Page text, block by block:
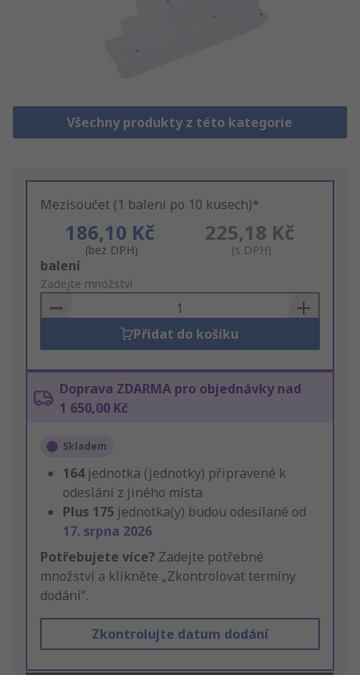
Všechny produkty z této kategorie
Mezisoučet (1 balení po 10 kusech)*
186,10 Kč
(bez DPH)
225,18 Kč
(s DPH)
Add
to
Basket
balení
Zadejte množství
Přidat do košíku
Doprava ZDARMA pro objednávky nad
1 650,00 Kč
Skladem
164 jednotka (jednotky) připravené k
odeslání z jiného místa
Plus 175 jednotka(y) budou odesílané od
17. srpna 2026
Potřebujete více? Zadejte potřebné
množství a klikněte „Zkontrolovat termíny
dodání“.
Zkontrolujte datum dodání